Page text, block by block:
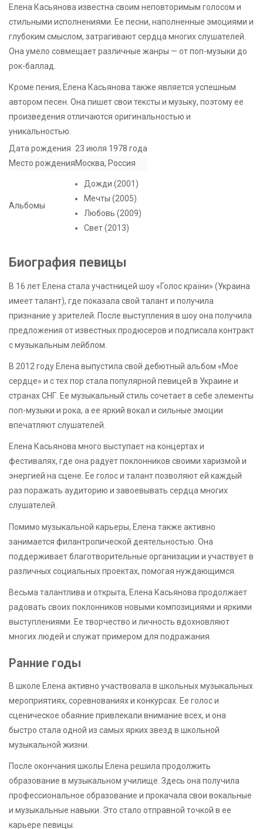
Елена Касьянова известна своим неповторимым голосом и
стильными исполнениями. Ее песни, наполненные эмоциями и
глубоким смыслом, затрагивают сердца многих слушателей.
Она умело совмещает различные жанры — от поп-музыки до
рок-баллад.
Кроме пения, Елена Касьянова также является успешным
автором песен. Она пишет свои тексты и музыку, поэтому ее
произведения отличаются оригинальностью и
уникальностью.
Дата рождения 23 июля 1978 года
Место рожденияМосква, Россия
Альбомы
Дожди (2001)
Мечты (2005)
Любовь (2009)
Свет (2013)
Биография певицы
В 16 лет Елена стала участницей шоу «Голос країни» (Украина
имеет талант), где показала свой талант и получила
признание у зрителей. После выступления в шоу она получила
предложения от известных продюсеров и подписала контракт
с музыкальным лейблом.
В 2012 году Елена выпустила свой дебютный альбом «Мое
сердце» и с тех пор стала популярной певицей в Украине и
странах СНГ. Ее музыкальный стиль сочетает в себе элементы
поп-музыки и рока, а ее яркий вокал и сильные эмоции
впечатляют слушателей.
Елена Касьянова много выступает на концертах и
фестивалях, где она радует поклонников своими харизмой и
энергией на сцене. Ее голос и талант позволяют ей каждый
раз поражать аудиторию и завоевывать сердца многих
слушателей.
Помимо музыкальной карьеры, Елена также активно
занимается филантропической деятельностью. Она
поддерживает благотворительные организации и участвует в
различных социальных проектах, помогая нуждающимся.
Весьма талантлива и открыта, Елена Касьянова продолжает
радовать своих поклонников новыми композициями и яркими
выступлениями. Ее творчество и личность вдохновляют
многих людей и служат примером для подражания.
Ранние годы
В школе Елена активно участвовала в школьных музыкальных
мероприятиях, соревнованиях и конкурсах. Ее голос и
сценическое обаяние привлекали внимание всех, и она
быстро стала одной из самых ярких звезд в школьной
музыкальной жизни.
После окончания школы Елена решила продолжить
образование в музыкальном училище. Здесь она получила
профессиональное образование и прокачала свои вокальные
и музыкальные навыки. Это стало отправной точкой в ее
карьере певицы.